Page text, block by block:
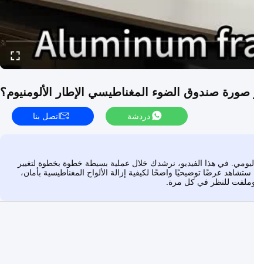
صورة صندوق الضوء المغناطيسي الإطار الألومنيوم؟
دردشة اتصل بنا
في هذا الفيديو، نرشدك خلال عملية بسيطة خطوة بخطوة لتغيير
عرضًا توضيحيًا واضحًا لكيفية إزالة الألواح المغناطيسية بأمان،
وملفت للنظر في كل مرة.